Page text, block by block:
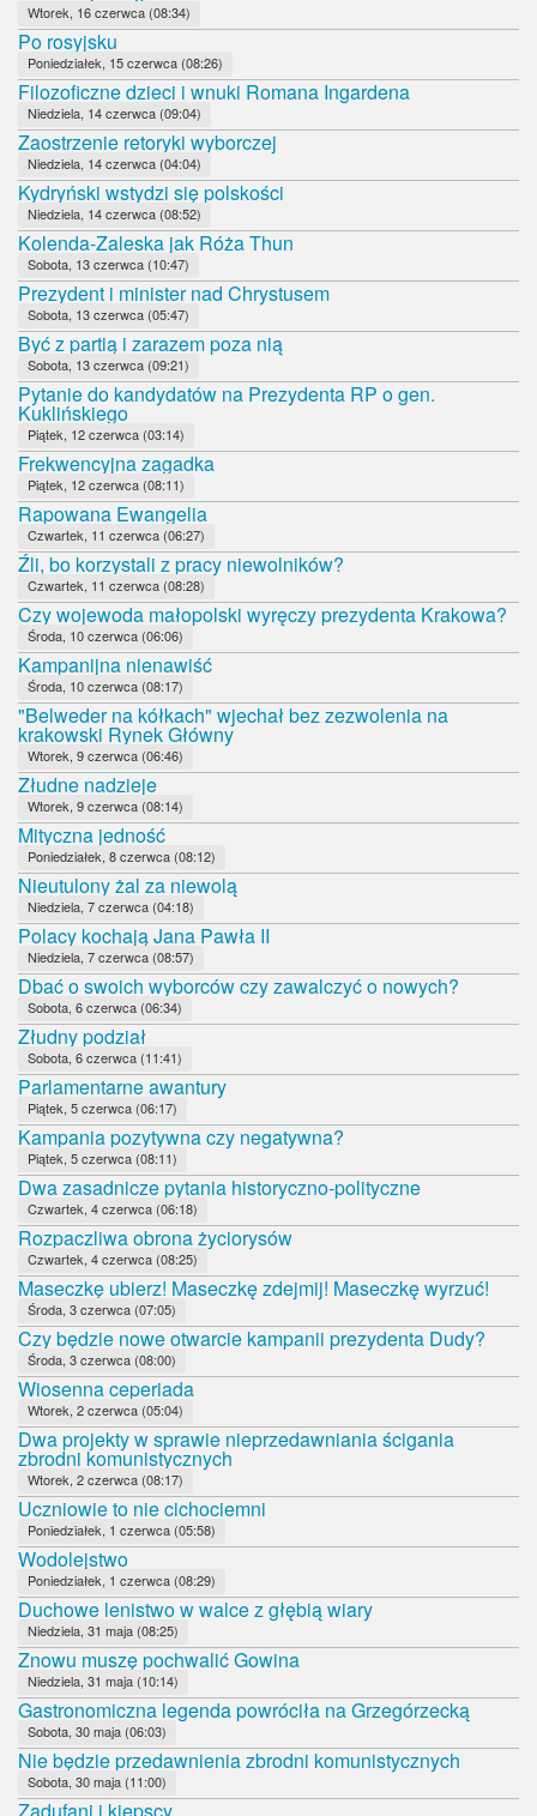
Wtorek, 16 czerwca (08:34)
Po rosyjsku
Poniedziałek, 15 czerwca (08:26)
Filozoficzne dzieci i wnuki Romana Ingardena
Niedziela, 14 czerwca (09:04)
Zaostrzenie retoryki wyborczej
Niedziela, 14 czerwca (04:04)
Kydryński wstydzi się polskości
Niedziela, 14 czerwca (08:52)
Kolenda-Zaleska jak Róża Thun
Sobota, 13 czerwca (10:47)
Prezydent i minister nad Chrystusem
Sobota, 13 czerwca (05:47)
Być z partią i zarazem poza nią
Sobota, 13 czerwca (09:21)
Pytanie do kandydatów na Prezydenta RP o gen.
Kuklińskiego
Piątek, 12 czerwca (03:14)
Frekwencyjna zagadka
Piątek, 12 czerwca (08:11)
Rapowana Ewangelia
Czwartek, 11 czerwca (06:27)
Źli, bo korzystali z pracy niewolników?
Czwartek, 11 czerwca (08:28)
Czy wojewoda małopolski wyręczy prezydenta Krakowa?
Środa, 10 czerwca (06:06)
Kampanijna nienawiść
Środa, 10 czerwca (08:17)
"Belweder na kółkach" wjechał bez zezwolenia na
krakowski Rynek Główny
Wtorek, 9 czerwca (06:46)
Złudne nadzieje
Wtorek, 9 czerwca (08:14)
Mityczna jedność
Poniedziałek, 8 czerwca (08:12)
Nieutulony żal za niewolą
Niedziela, 7 czerwca (04:18)
Polacy kochają Jana Pawła II
Niedziela, 7 czerwca (08:57)
Dbać o swoich wyborców czy zawalczyć o nowych?
Sobota, 6 czerwca (06:34)
Złudny podział
Sobota, 6 czerwca (11:41)
Parlamentarne awantury
Piątek, 5 czerwca (06:17)
Kampania pozytywna czy negatywna?
Piątek, 5 czerwca (08:11)
Dwa zasadnicze pytania historyczno-polityczne
Czwartek, 4 czerwca (06:18)
Rozpaczliwa obrona życiorysów
Czwartek, 4 czerwca (08:25)
Maseczkę ubierz! Maseczkę zdejmij! Maseczkę wyrzuć!
Środa, 3 czerwca (07:05)
Czy będzie nowe otwarcie kampanii prezydenta Dudy?
Środa, 3 czerwca (08:00)
Wiosenna ceperiada
Wtorek, 2 czerwca (05:04)
Dwa projekty w sprawie nieprzedawniania ścigania
zbrodni komunistycznych
Wtorek, 2 czerwca (08:17)
Uczniowie to nie cichociemni
Poniedziałek, 1 czerwca (05:58)
Wodolejstwo
Poniedziałek, 1 czerwca (08:29)
Duchowe lenistwo w walce z głębią wiary
Niedziela, 31 maja (08:25)
Znowu muszę pochwalić Gowina
Niedziela, 31 maja (10:14)
Gastronomiczna legenda powróciła na Grzegórzecką
Sobota, 30 maja (06:03)
Nie będzie przedawnienia zbrodni komunistycznych
Sobota, 30 maja (11:00)
Zadufani i kiepscy